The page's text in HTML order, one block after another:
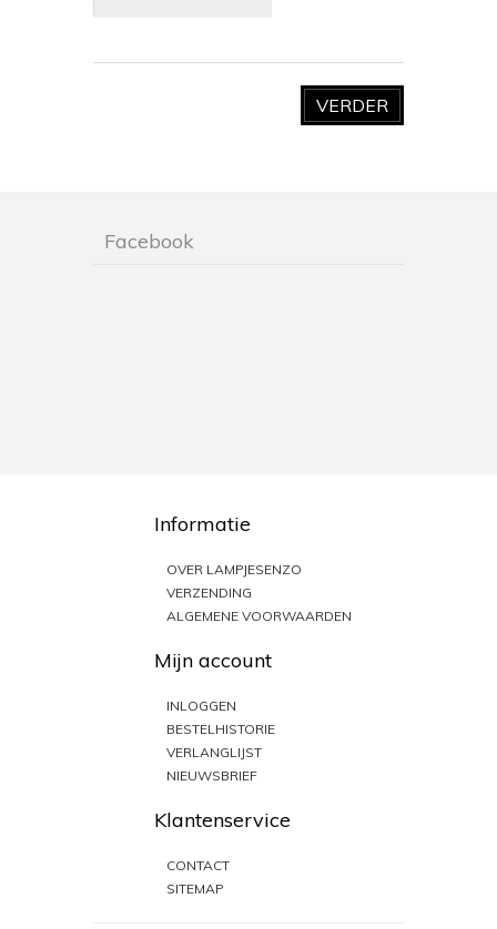
VERDER
Facebook
Informatie
OVER LAMPJESENZO
VERZENDING
ALGEMENE VOORWAARDEN
Mijn account
INLOGGEN
BESTELHISTORIE
VERLANGLIJST
NIEUWSBRIEF
Klantenservice
CONTACT
SITEMAP